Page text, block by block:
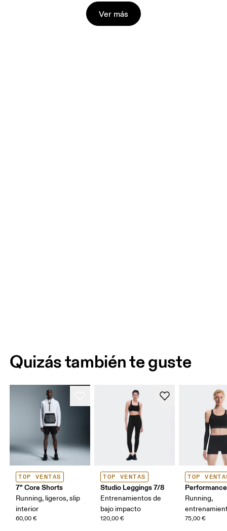
Ver más
Quizás también te guste
TOP VENTAS
7" Core Shorts
Running, ligeros, slip
interior
60,00 €
TOP VENTAS
Studio Leggings 7/8
Entrenamientos de
bajo impacto
120,00 €
TOP
Running,
75,00 €